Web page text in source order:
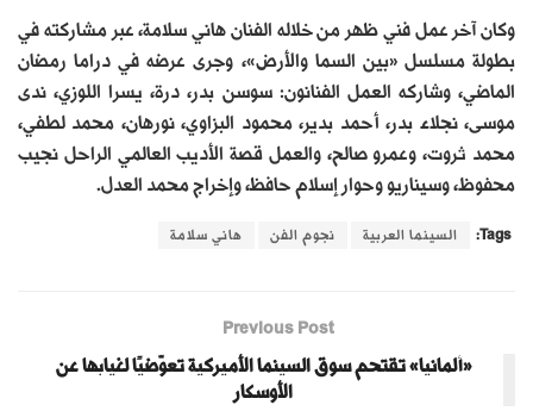
وكان آخر عمل فني ظهر من خلاله الفنان هاني سلامة، عبر مشاركته في
بطولة مسلسل «بين السما والأرض»، وجرى عرضه في دراما رمضان
الماضي، وشاركه العمل الفنانون: سوسن بدر، درة، يسرا اللوزي، ندى
موسى، نجلاء بدر، أحمد بدير، محمود البزاوي، نورهان، محمد لطفي،
محمد ثروت، وعمرو صالح، والعمل قصة الأديب العالمي الراحل نجيب
محفوظ، وسيناريو وحوار إسلام حافظ، وإخراج محمد العدل.
Tags: السينما العربية نجوم الفن هاني سلامة
Previous Post
«ألمانيا» تقتحم سوق السينما الأميركية تعوّضيًا لغيابها عن
الأوسكار